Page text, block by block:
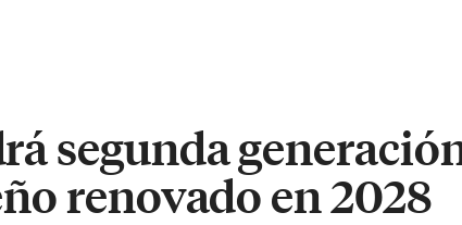
segunda
renovado en 2028